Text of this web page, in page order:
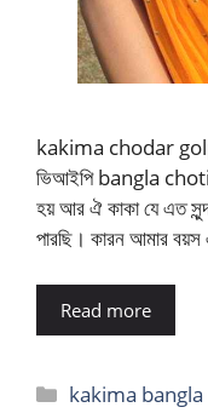
kakima chodar golpo
ভিআইপি bangla choti
হয় আর ঐ কাকা যে এত
পারছি। কারন আমার
Read more
Categories
kakima